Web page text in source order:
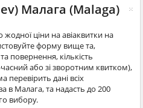
Малага (Malaga)
ціни на авіаквитки на
форму вище та,
повернення, кількість
або зі зворотним квитком),
перевірить дані всіх
в Малага, та надасть до 200
вибору.